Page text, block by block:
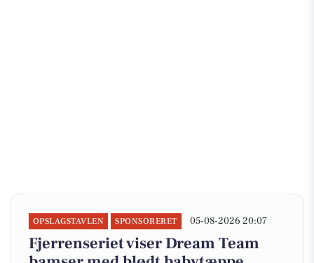
OPSLAGSTAVLEN SPONSORERET 05-08-2026 20:07
Fjerrenseriet viser Dream Team